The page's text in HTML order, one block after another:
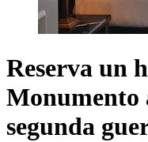
Reserva un
Monumento
segunda